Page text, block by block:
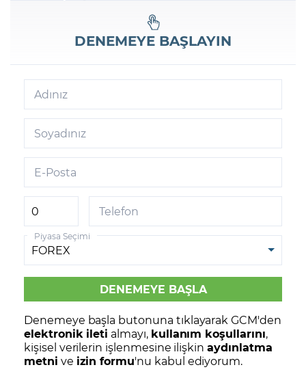
DENEMEYE BAŞLAYIN
Adınız
Soyadınız
E-Posta
Telefon
Piyasa Seçimi
Denemeye başla butonuna tıklayarak GCM'den
elektronik ileti almayı, kullanım koşullarını,
kişisel verilerin işlenmesine ilişkinaydınlatma
metni ve izin formu'nu kabul ediyorum.